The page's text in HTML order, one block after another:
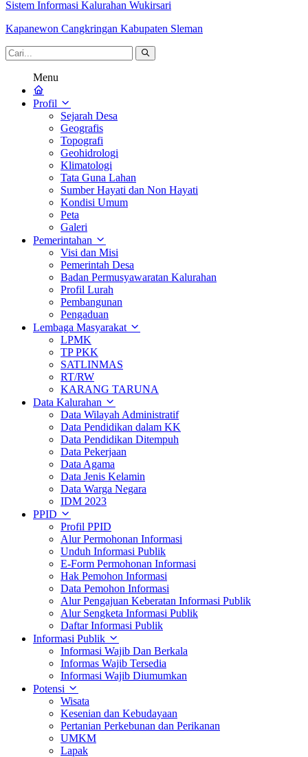
Sistem Informasi Kalurahan Wukirsari
Kapanewon Cangkringan Kabupaten Sleman
Menu
Profil
Sejarah Desa
Geografis
Topografi
Geohidrologi
Klimatologi
Tata Guna Lahan
Sumber Hayati dan Non Hayati
Kondisi Umum
Peta
Galeri
Pemerintahan
Visi dan Misi
Pemerintah Desa
Badan Permusyawaratan Kalurahan
Profil Lurah
Pembangunan
Pengaduan
Lembaga Masyarakat
LPMK
TP PKK
SATLINMAS
RT/RW
KARANG TARUNA
Data Kalurahan
Data Wilayah Administratif
Data Pendidikan dalam KK
Data Pendidikan Ditempuh
Data Pekerjaan
Data Agama
Data Jenis Kelamin
Data Warga Negara
IDM 2023
PPID
Profil PPID
Alur Permohonan Informasi
Unduh Informasi Publik
E-Form Permohonan Informasi
Hak Pemohon Informasi
Data Pemohon Informasi
Alur Pengajuan Keberatan Informasi Publik
Alur Sengketa Informasi Publik
Daftar Informasi Publik
Informasi Publik
Informasi Wajib Dan Berkala
Informas Wajib Tersedia
Informasi Wajib Diumumkan
Potensi
Wisata
Kesenian dan Kebudayaan
Pertanian Perkebunan dan Perikanan
UMKM
Lapak